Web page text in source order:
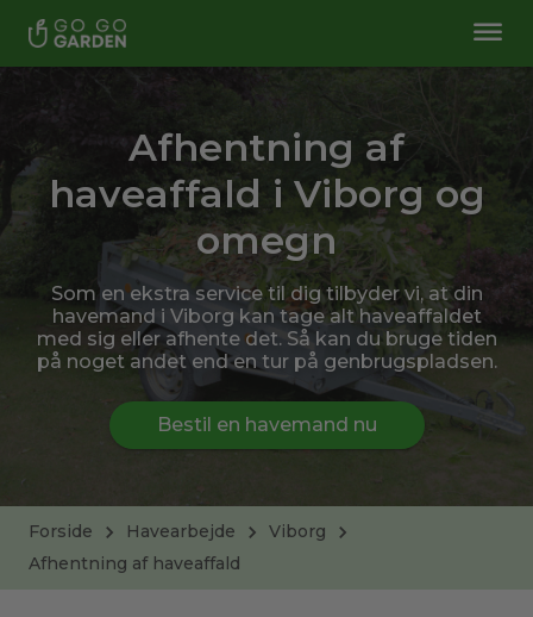
Afhentning af
haveaffald i Viborg og
omegn
Som en ekstra service til dig tilbyder vi, at din
havemand i Viborg kan tage alt haveaffaldet
med sig eller afhente det. Så kan du bruge tiden
på noget andet end en tur på genbrugspladsen.
Bestil en havemand nu
Forside Havearbejde
Viborg
Afhentning af haveaffald